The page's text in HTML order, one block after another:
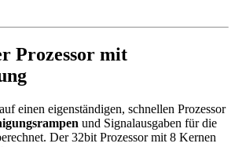
Prozessor mit
einen eigenständigen, schnellen Prozessor
und Signalausgaben für die
Der 32bit Prozessor mit 8 Kernen